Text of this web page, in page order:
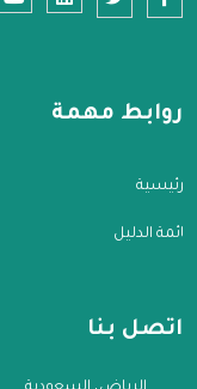
روابط مهمة
الرئيسية
قائمة الدليل
اتصل بنا